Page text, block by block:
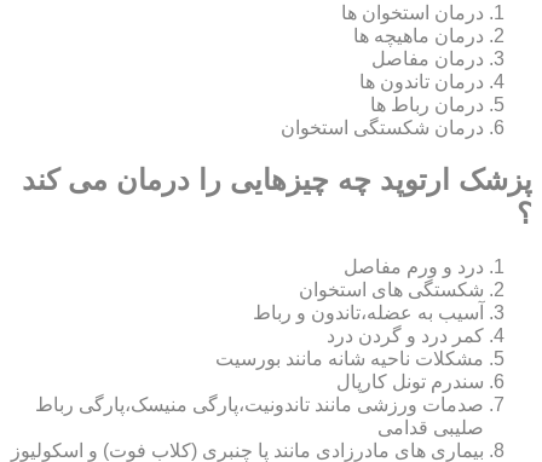
درمان استخوان ها
درمان ماهیچه ها
درمان مفاصل
درمان تاندون ها
درمان رباط ها
درمان شکستگی استخوان
پزشک ارتوپد چه چیزهایی را درمان می کند
؟
درد و ورم مفاصل
شکستگی های استخوان
آسیب به عضله،تاندون و رباط
کمر درد و گردن درد
مشکلات ناحیه شانه مانند بورسیت
سندرم تونل کارپال
صدمات ورزشی مانند تاندونیت،پارگی منیسک،پارگی رباط
صلیبی قدامی
بیماری های مادرزادی مانند پا چنبری (کلاب فوت) و اسکولیوز